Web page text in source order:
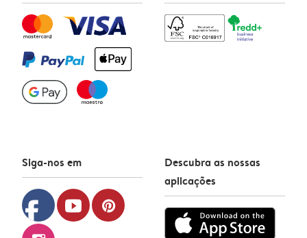
Siga-nos em
facebook youtube pinterest
Descubra as nossas
aplicações